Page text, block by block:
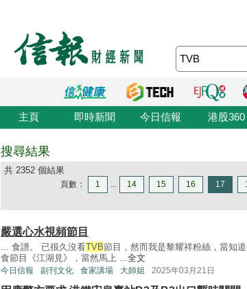
主頁 即時新聞 今日信報 港股360
搜尋結果
共 2352 個結果
頁數： 1 ... 14 15 16 17
嚴選心水視頻節目
... 食譜。 已很久沒看TVB節目，然而我是黎耀祥粉絲，當知
食節目《江湖見》，當然馬上 ...全文
今日信報 副刊文化 食家講場 大師姐 2025年03月21日